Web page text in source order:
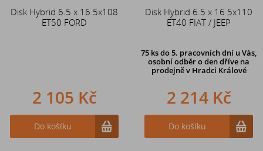
Disk Hybrid 6.5 x 16 5x108
ET50 FORD
2 105 Kč
Do košíku
Disk Hybrid 6.5 x 16 5x110
ET40 FIAT / JEEP
75 ksdo 5. pracovních dní u Vás,
osobní odběr o den dříve na
prodejněv Hradci Králové
2 214 Kč
Do košíku